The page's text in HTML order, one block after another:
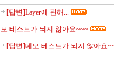
[답변]Layer에 관해...
테스트가 되지 않아요~~~
[답변]데모 테스트가 되지 않아요